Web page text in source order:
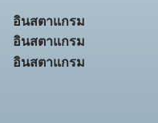
อินสตาแกรม
อินสตาแกรม
อินสตาแกรม